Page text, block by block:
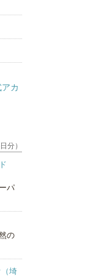
分）
パ
の
埼